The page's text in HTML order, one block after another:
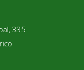
335